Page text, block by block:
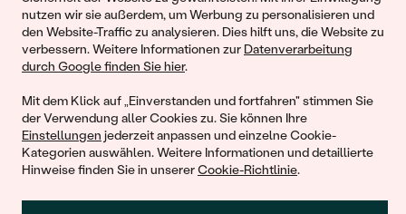
nutzen wir sie außerdem, um Werbung zu personalisieren und
den Website-Traffic zu analysieren. Dies hilft uns, die Website zu
verbessern. Weitere Informationen zur Datenverarbeitung
durch Google finden Sie hier.
Mit dem Klick auf „Einverstanden und fortfahren" stimmen Sie
der Verwendung aller Cookies zu. Sie können Ihre
Einstellungen jederzeit anpassen und einzelne Cookie-
Kategorien auswählen. Weitere Informationen und detaillierte
Hinweise finden Sie in unsererCookie-Richtlinie.
© 2011 - 2026, Eppi.de